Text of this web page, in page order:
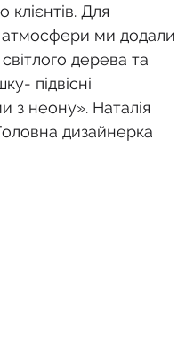
клієнтів. Для
атмосфери ми додали
дерева та
підвісні
з неону». Наталія
дизайнерка